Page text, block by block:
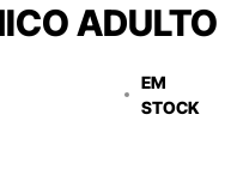
ADULTO
EM
STOCK